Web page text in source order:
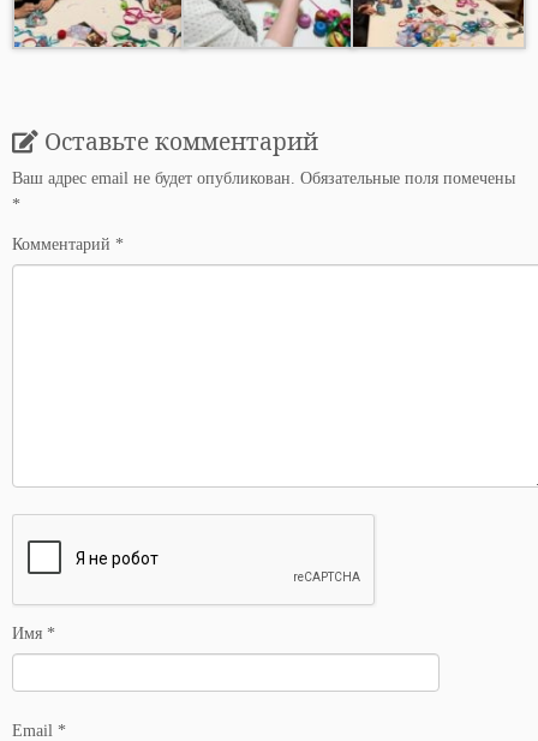
Оставьте комментарий
Ваш адрес email не будет опубликован. Обязательные поля помечены
*
Комментарий *
Имя *
Email *